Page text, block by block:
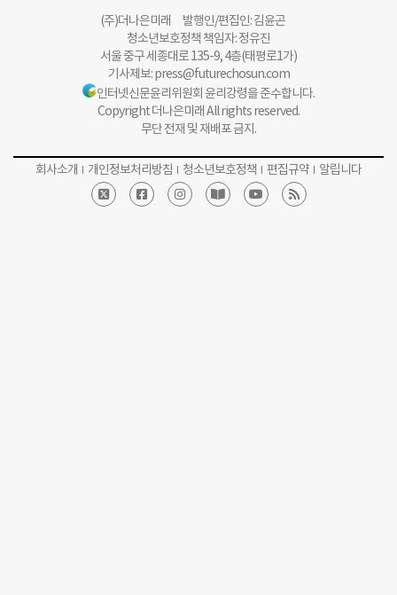
(주)더나은미래 발행인/편집인: 김윤곤
청소년보호정책 책임자: 정유진
서울 중구 세종대로 135-9, 4층(태평로1가)
기사제보:press@futurechosun.com
인터넷신문윤리위원회 윤리강령을 준수합니다.
Copyright 더나은미래 All rights reserved.
무단 전재 및 재배포 금지.
회사소개 개인정보처리방침 청소년보호정책 편집규약 알립니다